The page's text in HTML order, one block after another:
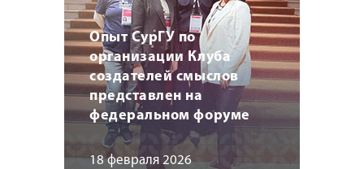
Опыт СурГУ по
организации Клуба
создателей смыслов
представлен на
федеральном форуме
18 февраля 2026